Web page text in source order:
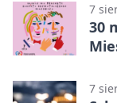
7
30
7